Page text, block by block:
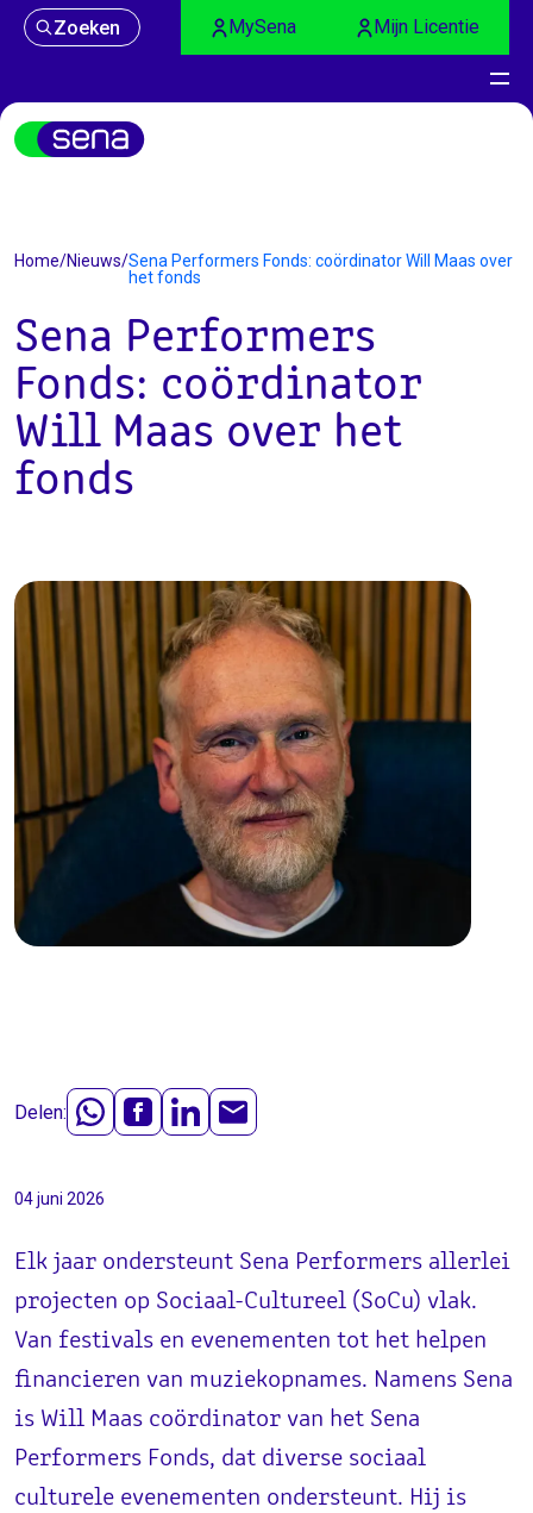
Zoeken MySena Mijn Licentie
Home/Nieuws/Sena Performers Fonds: coördinator Will Maas over
het fonds
Sena Performers
Fonds: coördinator
Will Maas over het
fonds
Delen:
04 juni 2026
Elk jaar ondersteunt Sena Performers allerlei
projecten op Sociaal-Cultureel (SoCu) vlak.
Van festivals en evenementen tot het helpen
financieren van muziekopnames. Namens Sena
is Will Maas coördinator van het Sena
Performers Fonds, dat diverse sociaal
culturele evenementen ondersteunt. Hij is